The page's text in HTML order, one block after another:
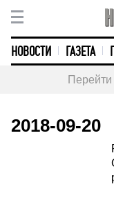
НОВОСТИ ГАЗЕТА
2018-09-20